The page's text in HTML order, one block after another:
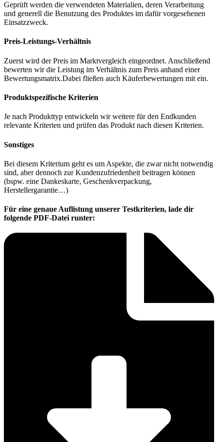
Geprüft werden die verwendeten Materialien, deren Verarbeitung
und generell die Benutzung des Produktes im dafür vorgesehenen
Einsatzzweck.
Preis-Leistungs-Verhältnis
Zuerst wird der Preis im Marktvergleich eingeordnet. Anschließend
bewerten wir die Leistung im Verhältnis zum Preis anhand einer
Bewertungsmatrix.Dabei fließen auch Käuferbewertungen mit ein.
Produktspezifische Kriterien
Je nach Produkttyp entwickeln wir weitere für den Endkunden
relevante Kriterien und prüfen das Produkt nach diesen Kriterien.
Sonstiges
Bei diesem Kriterium geht es um Aspekte, die zwar nicht notwendig
sind, aber dennoch zur Kundenzufriedenheit beitragen können
(bspw. eine Dankeskarte, Geschenkverpackung,
Herstellergarantie…)
Für eine genaue Auflistung unserer Testkriterien, lade dir
folgende PDF-Datei runter: